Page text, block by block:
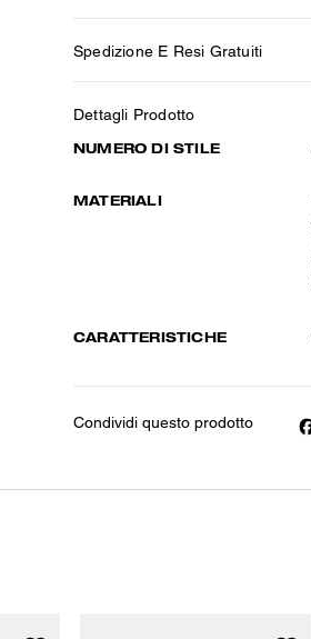
Spedizione E Resi Gratuiti
Dettagli Prodotto
NUMERO DI STILE
MATERIALI
CARATTERISTICHE
Condividi questo prodotto